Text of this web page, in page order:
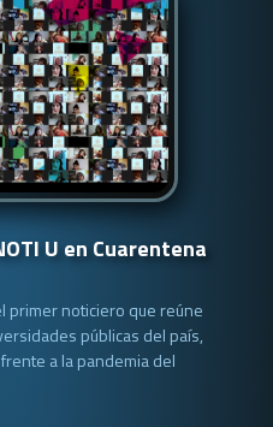
U en Cuarentena
primer noticiero que reúne
públicas del país,
a la pandemia del